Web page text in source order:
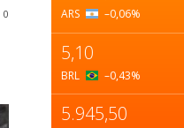
0 ARS –0,06%
5,10
BRL –0,43%
5.945,50